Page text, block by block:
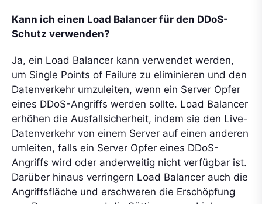
Kann ich einen Load Balancer für den DDoS-
Schutz verwenden?
Ja, ein Load Balancer kann verwendet werden,
um Single Points of Failure zu eliminieren und den
Datenverkehr umzuleiten, wenn ein Server Opfer
eines DDoS-Angriffs werden sollte. Load Balancer
erhöhen die Ausfallsicherheit, indem sie den Live-
Datenverkehr von einem Server auf einen anderen
umleiten, falls ein Server Opfer eines DDoS-
Angriffs wird oder anderweitig nicht verfügbar ist.
Darüber hinaus verringern Load Balancer auch die
Angriffsfläche und erschweren die Erschöpfung